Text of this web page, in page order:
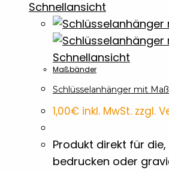
Banner
Baumwolltaschen
BBQ Accossoires
Beutel
Bierdeckel
Schnellansicht
Schnellansicht
Maßbänder
Schlüsselanhänger mit
1,00€ inkl. MwSt. zzgl.
Produkt direkt für
bedrucken oder